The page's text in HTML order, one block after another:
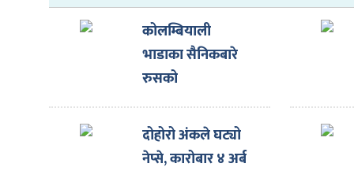
कोलम्बियाली
भाडाका सैनिकबारे
रुसको
अस्वीकारोक्ति
दोहोरो अंकले घट्यो
नेप्से, कारोबार ४ अर्ब